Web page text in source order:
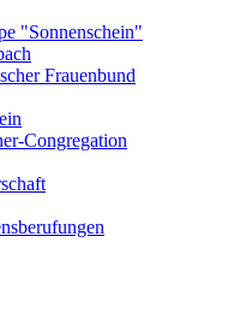
"Sonnenschein"
Frauenbund
Congregation